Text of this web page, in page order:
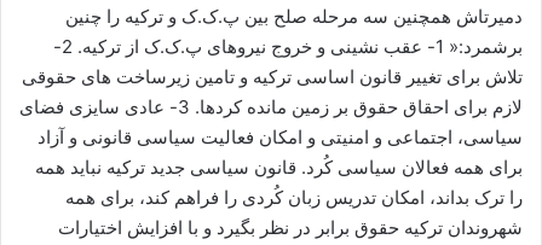
دمیرتاش همچنین سه مرحله صلح بین پ.ک.ک و ترکیه را چنین
برشمرد:« 1- عقب نشینی و خروج نیروهای پ.ک.ک از ترکیه. 2-
تلاش برای تغییر قانون اساسی ترکیه و تامین زیرساخت های حقوقی
لازم برای احقاق حقوق بر زمین مانده کردها. 3- عادی سایزی فضای
سیاسی، اجتماعی و امنیتی و امکان فعالیت سیاسی قانونی و آزاد
برای همه فعالان سیاسی کُرد. قانون سیاسی جدید ترکیه نباید همه
را ترک بداند، امکان تدریس زبان کُردی را فراهم کند، برای همه
شهروندان ترکیه حقوق برابر در نظر بگیرد و با افزایش اختیارات